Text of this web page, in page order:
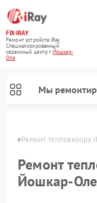
FIX-IRAY
Ремонт устройств iRay
Специализированный
cервисный центр г.Йошкар-
Ола
Мы
Ремонт тепловизора
Ремонт
Йошкар-Оле